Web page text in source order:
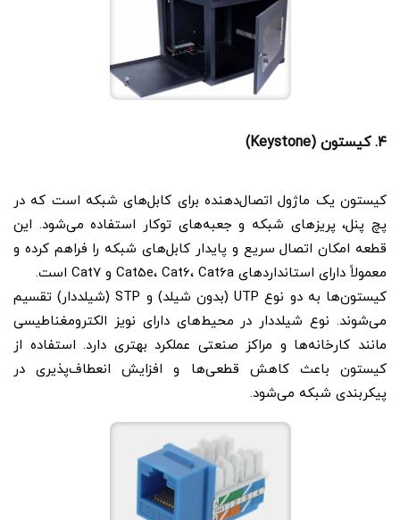
۴. کیستون (Keystone)
کیستون یک ماژول اتصال‌دهنده برای کابل‌های شبکه است که در
پچ پنل، پریزهای شبکه و جعبه‌های توکار استفاده می‌شود. این
قطعه امکان اتصال سریع و پایدار کابل‌های شبکه را فراهم کرده و
معمولاً دارای استانداردهای Cat5e، Cat6، Cat6a و Cat7 است.
کیستون‌ها به دو نوع UTP (بدون شیلد) و STP (شیلددار) تقسیم
می‌شوند. نوع شیلددار در محیط‌های دارای نویز الکترومغناطیسی
مانند کارخانه‌ها و مراکز صنعتی عملکرد بهتری دارد. استفاده از
کیستون باعث کاهش قطعی‌ها و افزایش انعطاف‌پذیری در
پیکربندی شبکه می‌شود.